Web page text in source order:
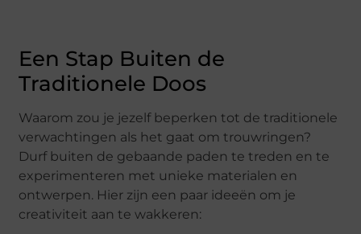
Een Stap Buiten de
Traditionele Doos
Waarom zou je jezelf beperken tot de traditionele
verwachtingen als het gaat om trouwringen?
Durf buiten de gebaande paden te treden en te
experimenteren met unieke materialen en
ontwerpen. Hier zijn een paar ideeën om je
creativiteit aan te wakkeren: